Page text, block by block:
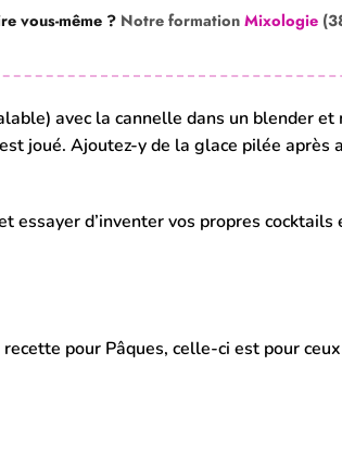
vous-même ? Notre formationMixologie
avec la cannelle dans un blender
joué. Ajoutez-y de la glace pilée après
essayer d’inventer vos propres
pour Pâques, celle-ci est pour